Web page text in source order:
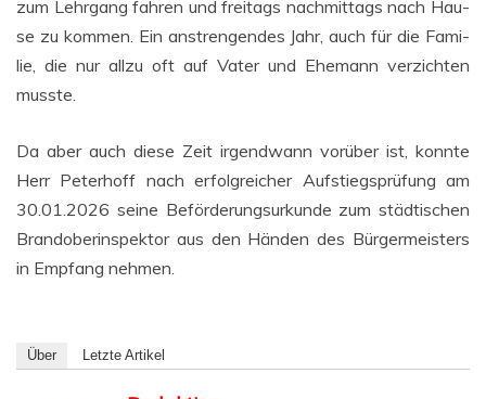
zum Lehr­gang fah­ren und frei­tags nach­mit­tags nach Hau­
se zu kom­men. Ein anstren­gen­des Jahr, auch für die Fami­
lie, die nur all­zu oft auf Vater und Ehe­mann ver­zich­ten
musste.
Da aber auch die­se Zeit irgend­wann vor­über ist, konn­te
Herr Peter­hoff nach erfolg­rei­cher Auf­stiegs­prü­fung am
30.01.2026 sei­ne Beför­de­rungs­ur­kun­de zum städ­ti­schen
Brand­ober­inspek­tor aus den Hän­den des Bür­ger­meis­ters
in Emp­fang nehmen.
Über Letz­te Artikel